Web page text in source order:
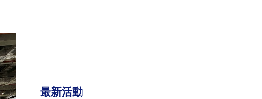
最新活動